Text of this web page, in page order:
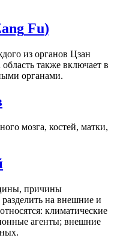
Fu)
из органов Цзан
также включает в
органами.
мозга, костей, матки,
причины
на внешние и
климатические
агенты; внешние